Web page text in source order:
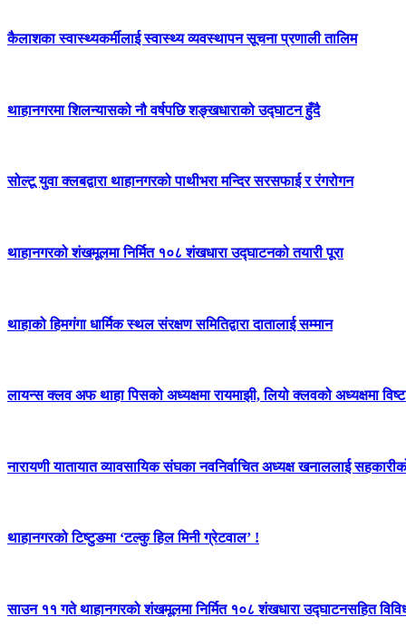
कैलाशका स्वास्थ्यकर्मीलाई स्वास्थ्य व्यवस्थापन सूचना प्रणाली तालिम
थाहानगरमा शिलन्यासको नौ वर्षपछि शङ्खधाराको उद्घाटन हुँदै
सोल्टू युवा क्लबद्वारा थाहानगरको पाथीभरा मन्दिर सरसफाई र रंगरोगन
थाहानगरको शंखमूलमा निर्मित १०८ शंखधारा उद्घाटनको तयारी पूरा
थाहाको हिमगंगा धार्मिक स्थल संरक्षण समितिद्वारा दातालाई सम्मान
लायन्स क्लव अफ थाहा पिसको अध्यक्षमा रायमाझी, लियो क्लवको अध्यक्षमा विष्ट
नारायणी यातायात व्यावसायिक संघका नवनिर्वाचित अध्यक्ष खनाललाई
थाहानगरको टिष्टुङमा ‘टल्कु हिल मिनी ग्रेटवाल’ !
साउन ११ गते थाहानगरको शंखमूलमा निर्मित १०८ शंखधारा उद्घाटनसहित